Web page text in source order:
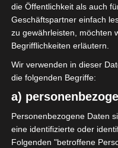
Stade
TORE
Avenir Sportif de
die Öffentlichkeit als auch
Geschäftspartner einfach
zu gewährleisten, möchten
Begrifflichkeiten erläutern.
Wir verwenden in dieser
die folgenden Begriffe:
a)
Personenbezogene Daten
eine identifizierte oder
Folgenden "betroffene